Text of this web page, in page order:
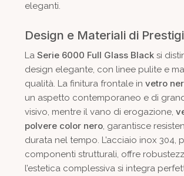
eleganti.
Design e Materiali di
La Serie 6000 Full Glass Blacksi
design elegante, con linee pulite e
qualità. La finitura frontale in vetro
un aspetto contemporaneo e di
visivo, mentre il vano di erogazione,
polvere color nero, garantisce
durata nel tempo. L’acciaio inox 304,
componenti strutturali, offre
l’estetica complessiva si integra